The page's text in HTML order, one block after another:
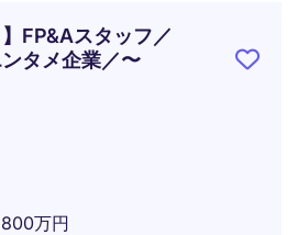
FP&Aスタッフ／
タメ企業／〜
万円